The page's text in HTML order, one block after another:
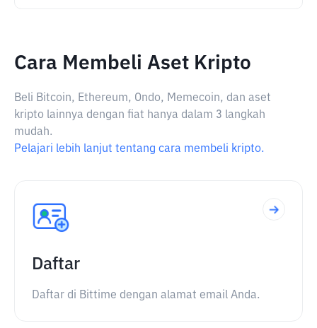
Cara Membeli Aset Kripto
Beli Bitcoin, Ethereum, Ondo, Memecoin, dan aset
kripto lainnya dengan fiat hanya dalam 3 langkah
mudah.
Pelajari lebih lanjut tentang cara membeli kripto.
Daftar
Daftar di Bittime dengan alamat email Anda.